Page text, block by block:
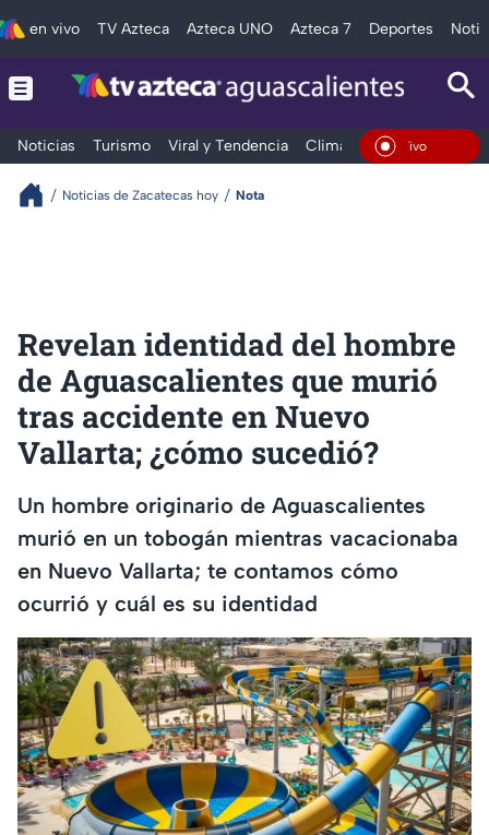
en vivo TV Azteca Azteca UNO Azteca 7 Deportes
Noticias Turismo Viral y Tendencia Clima Deportes
En Vivo
Noticias de Zacatecas hoy Nota
Revelan identidad del hombre
de Aguascalientes que murió
tras accidente en Nuevo
Vallarta; ¿cómo sucedió?
Un hombre originario de Aguascalientes
murió en un tobogán mientras vacacionaba
en Nuevo Vallarta; te contamos cómo
ocurrió y cuál es su identidad